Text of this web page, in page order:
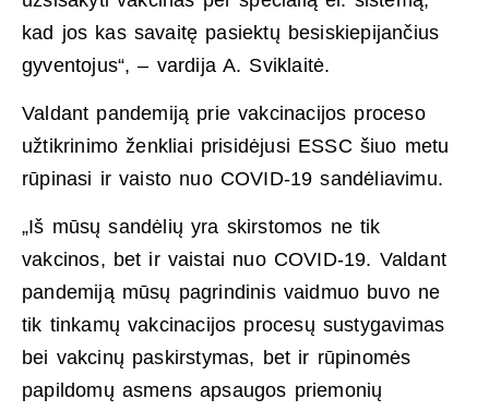
kad jos kas savaitę pasiektų besiskiepijančius
gyventojus“, – vardija A. Sviklaitė.
Valdant pandemiją prie vakcinacijos proceso
užtikrinimo ženkliai prisidėjusi ESSC šiuo metu
rūpinasi ir vaisto nuo COVID-19 sandėliavimu.
„Iš mūsų sandėlių yra skirstomos ne tik
vakcinos, bet ir vaistai nuo COVID-19. Valdant
pandemiją mūsų pagrindinis vaidmuo buvo ne
tik tinkamų vakcinacijos procesų sustygavimas
bei vakcinų paskirstymas, bet ir rūpinomės
papildomų asmens apsaugos priemonių